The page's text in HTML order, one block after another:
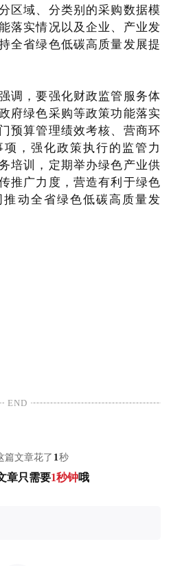
区域、分类别的采购数据模
落实情况以及企业、产业发
全省绿色低碳高质量发展提
调，要强化财政监管服务体
府绿色采购等政策功能落实
预算管理绩效考核、营商环
，强化政策执行的监管力
培训，定期举办绿色产业供
推广力度，营造有利于绿色
动全省绿色低碳高质量发
END
篇文章花了 1秒
章只需要1秒钟哦